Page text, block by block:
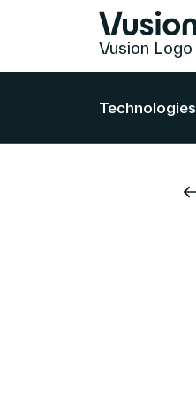
Vusion Logo
Technologies